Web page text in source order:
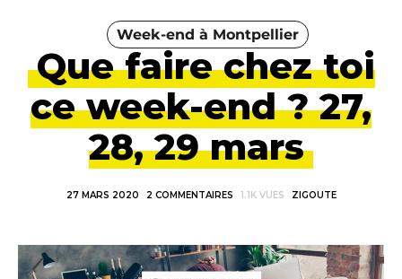
Week-end à Montpellier
Que faire chez toi
ce week-end ? 27,
28, 29 mars
27 MARS 2020 2 COMMENTAIRES 1.1K VUES ZIGOUTE